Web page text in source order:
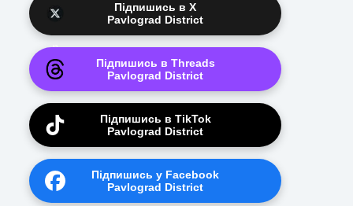
Підпишись в X
Pavlograd District
Підпишись в Threads
Pavlograd District
Підпишись в TikTok
Pavlograd District
Підпишись у Facebook
Pavlograd District